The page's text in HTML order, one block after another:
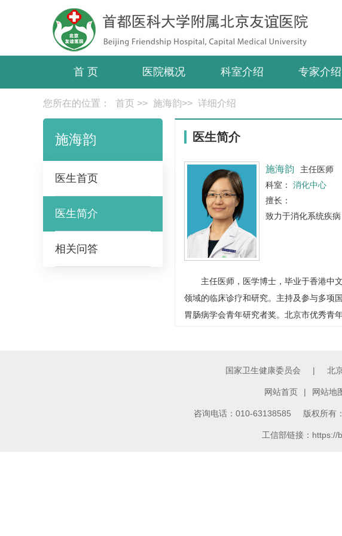
首 页 医院概况 科室介绍 专家介绍
您所在的位置： 首页 >> 施海韵>> 详细介绍
施海韵
医生首页
医生简介
相关问答
医生简介
施海韵
主任医师
科室： 消化中心
擅长：
致力于消化系统疾
主任医师，医学博士，毕业于香港中
领域的临床诊疗和研究。主持及参与多项
胃肠病学会青年研究者奖。北京市优秀青
国家卫生健康委员会 | 北
网站首页 | 网站地
咨询电话：010-63138585 版权所有
工信部链接：https://